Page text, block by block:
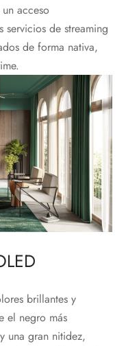
acceso
de streaming
de forma nativa,
brillantes y
el negro más
una gran nitidez,